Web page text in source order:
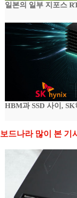
일본의 일부 지포스
HBM과 SSD 사이,
보드나라 많이 본 기